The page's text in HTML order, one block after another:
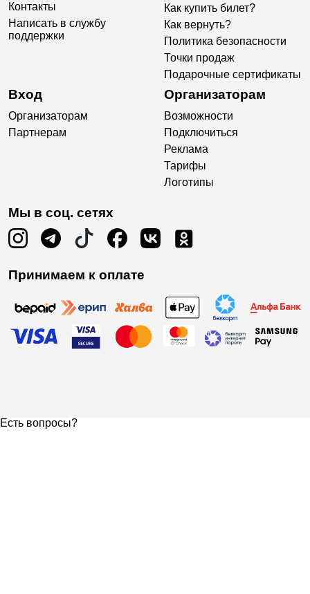
Контакты
Написать в службу
поддержки
Как купить билет?
Как вернуть?
Политика безопасности
Точки продаж
Подарочные сертификаты
Вход
Организаторам
Партнерам
Организаторам
Возможности
Подключиться
Реклама
Тарифы
Логотипы
Мы в соц. сетях
Принимаем к оплате
Есть вопросы?